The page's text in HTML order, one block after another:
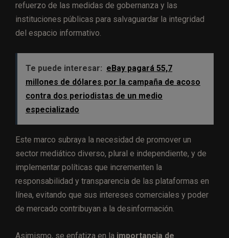
refuerzo de las medidas de gobernanza y las
instituciones públicas para salvaguardar la integridad
del espacio informativo.
Te puede interesar: eBay pagará 55,7
millones de dólares por la campaña de acoso
contra dos periodistas de un medio
especializado
Este marco subraya la necesidad de promover un
sector mediático diverso, plural e independiente, y de
implementar políticas que incrementen la
responsabilidad y transparencia de las plataformas en
línea, evitando que sus intereses comerciales y poder
de mercado contribuyan a la desinformación.
Asimismo, se enfatiza en la importancia de